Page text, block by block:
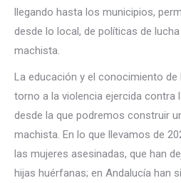
llegando hasta los municipios,
desde lo local, de políticas de
machista.
La educación y el conocimiento de
torno a la violencia ejercida contra
desde la que podremos construir
machista. En lo que llevamos de
las mujeres asesinadas, que han
hijas huérfanas; en Andalucía han